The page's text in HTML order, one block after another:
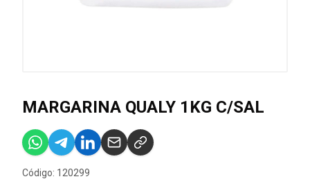
MARGARINA QUALY 1KG C/SAL
Código: 120299